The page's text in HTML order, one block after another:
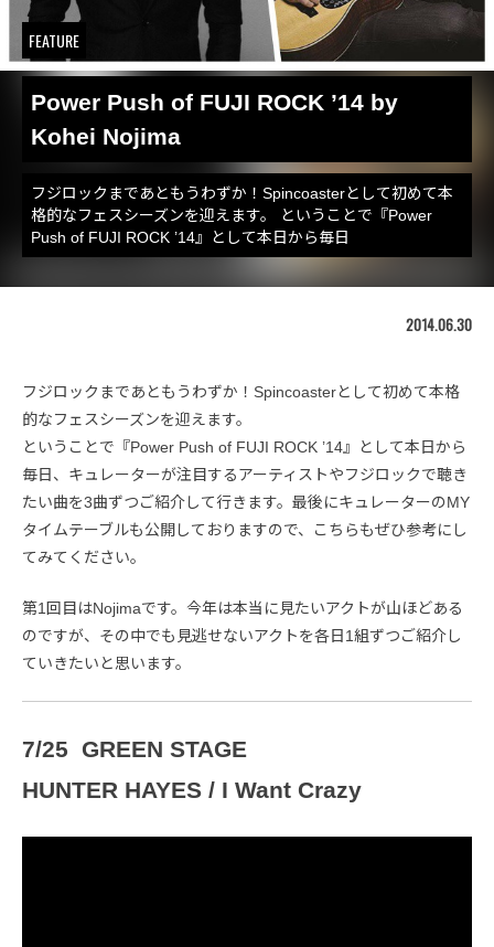
FEATURE
Power Push of FUJI ROCK ’14 by
Kohei Nojima
フジロックまであともうわずか！Spincoasterとして初めて本
格的なフェスシーズンを迎えます。 ということで『Power
Push of FUJI ROCK ’14』として本日から毎日
2014.06.30
フジロックまであともうわずか！Spincoasterとして初めて本格
的なフェスシーズンを迎えます。
ということで『Power Push of FUJI ROCK ’14』として本日から
毎日、キュレーターが注目するアーティストやフジロックで聴き
たい曲を3曲ずつご紹介して行きます。最後にキュレーターのMY
タイムテーブルも公開しておりますので、こちらもぜひ参考にし
てみてください。
第1回目はNojimaです。今年は本当に見たいアクトが山ほどある
のですが、その中でも見逃せないアクトを各日1組ずつご紹介し
ていきたいと思います。
7/25 GREEN STAGE
HUNTER HAYES / I Want Crazy